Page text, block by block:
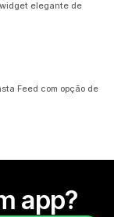
elegante de
Feed com opção de
app?